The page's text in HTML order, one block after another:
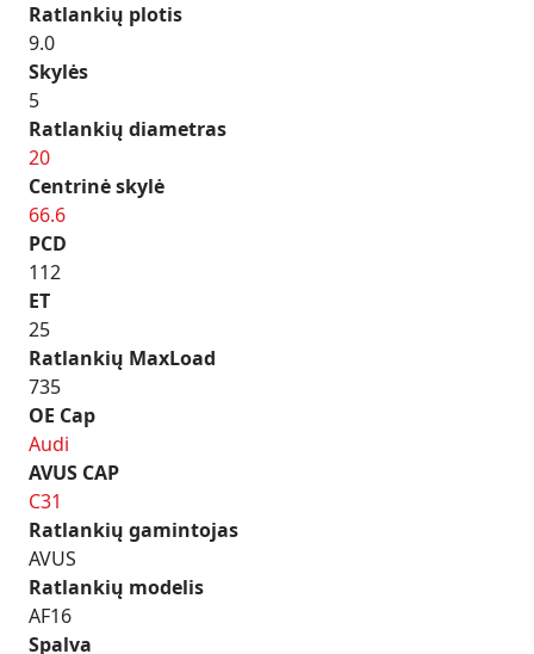
Ratlankių plotis
9.0
Skylės
5
Ratlankių diametras
20
Centrinė skylė
66.6
PCD
112
ET
25
Ratlankių MaxLoad
735
OE Cap
Audi
AVUS CAP
C31
Ratlankių gamintojas
AVUS
Ratlankių modelis
AF16
Spalva